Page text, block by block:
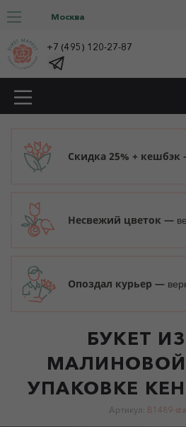
Москва
+7 (495) 120-27-87
Скидка 25% + кешбэк
Несвежий цветок —
Опоздал курьер —
БУКЕТ
УПАКОВКЕ
Артикул: B1489-